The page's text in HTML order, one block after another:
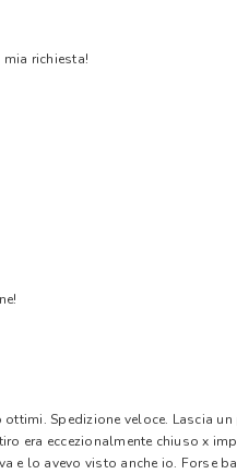
richiesta!
Spedizione veloce. Lascia
era eccezionalmente chiuso x
e lo avevo visto anche io. Forse